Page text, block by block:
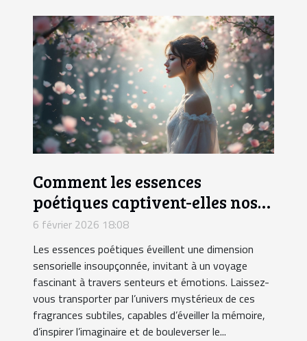
Comment les essences
poétiques captivent-elles nos
sens ?
6 février 2026 18:08
Les essences poétiques éveillent une dimension
sensorielle insoupçonnée, invitant à un voyage
fascinant à travers senteurs et émotions. Laissez-
vous transporter par l’univers mystérieux de ces
fragrances subtiles, capables d’éveiller la mémoire,
d’inspirer l’imaginaire et de bouleverser le...